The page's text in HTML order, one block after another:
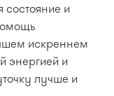
состояние и
искреннем
энергией и
лучше и